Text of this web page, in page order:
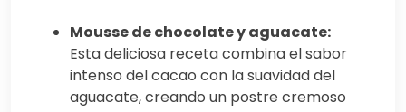
Mousse de chocolate y aguacate:
Esta deliciosa receta combina el sabor
intenso del cacao con la suavidad del
aguacate, creando un postre cremoso